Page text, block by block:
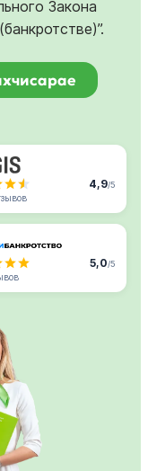
Закона
4,9/5
5,0/5